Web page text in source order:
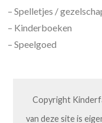
– Spelletjes /
– Kinderboeken
– Speelgoed
Copyright
van deze site is